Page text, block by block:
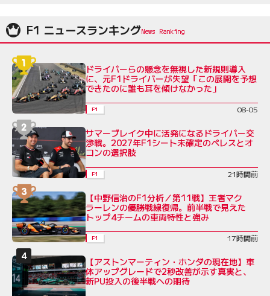
F1 ニュースランキング
ドライバーらの懸念を無視した新規則導入
に、元F1ドライバーが失望「この展開を予想
できたのに誰も耳を傾けなかった」
F1 08-05
サマーブレイク中に活発になるドライバー交
渉戦。2027年F1シート未確定のペレスとオ
コンの選択肢
F1 21時間前
【中野信治のF1分析／第11戦】王者マク
ラーレンの優勝戦線復帰。前半戦で見えた
トップ4チームの車両特性と強み
F1 17時間前
【アストンマーティン・ホンダの現在地】車
体アップグレードで2秒改善が示す真実と、
新PU投入の後半戦への期待